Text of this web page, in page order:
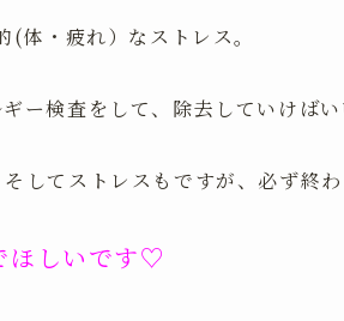
体・疲れ）なストレス。
ー検査をして、除去していけばい
してストレスもですが、必ず終わ
ほしいです♡